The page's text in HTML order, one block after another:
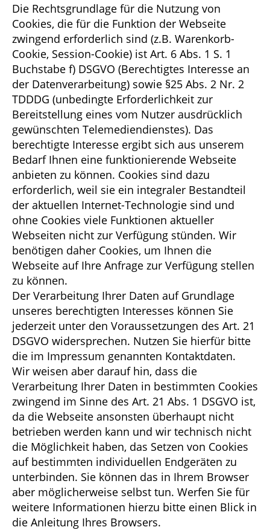
Die Rechtsgrundlage für die Nutzung von
Cookies, die für die Funktion der Webseite
zwingend erforderlich sind (z.B. Warenkorb-
Cookie, Session-Cookie) ist Art. 6 Abs. 1 S. 1
Buchstabe f) DSGVO (Berechtigtes Interesse an
der Datenverarbeitung) sowie §25 Abs. 2 Nr. 2
TDDDG (unbedingte Erforderlichkeit zur
Bereitstellung eines vom Nutzer ausdrücklich
gewünschten Telemediendienstes). Das
berechtigte Interesse ergibt sich aus unserem
Bedarf Ihnen eine funktionierende Webseite
anbieten zu können. Cookies sind dazu
erforderlich, weil sie ein integraler Bestandteil
der aktuellen Internet-Technologie sind und
ohne Cookies viele Funktionen aktueller
Webseiten nicht zur Verfügung stünden. Wir
benötigen daher Cookies, um Ihnen die
Webseite auf Ihre Anfrage zur Verfügung stellen
zu können.
Der Verarbeitung Ihrer Daten auf Grundlage
unseres berechtigten Interesses können Sie
jederzeit unter den Voraussetzungen des Art. 21
DSGVO widersprechen. Nutzen Sie hierfür bitte
die im Impressum genannten Kontaktdaten.
Wir weisen aber darauf hin, dass die
Verarbeitung Ihrer Daten in bestimmten Cookies
zwingend im Sinne des Art. 21 Abs. 1 DSGVO ist,
da die Webseite ansonsten überhaupt nicht
betrieben werden kann und wir technisch nicht
die Möglichkeit haben, das Setzen von Cookies
auf bestimmten individuellen Endgeräten zu
unterbinden. Sie können das in Ihrem Browser
aber möglicherweise selbst tun. Werfen Sie für
weitere Informationen hierzu bitte einen Blick in
die Anleitung Ihres Browsers.